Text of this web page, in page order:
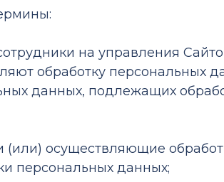
на управления
обработку персональных
данных, подлежащих
(или) осуществляющие
персональных данных;